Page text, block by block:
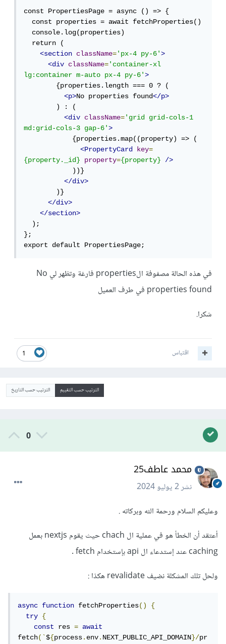
const PropertiesPage = async () => {
  const properties = await fetchProperties()
  console.log(properties)
  return (
<section
className='px-4 py-6'>
<div
className='container-xl
lg:container m-auto px-4 py-6'>
        {properties.length === 0 ? (
<p>No properties found</p>
        ) : (
<div
className='grid grid-cols-1
md:grid-cols-3 gap-6'>
            {properties.map((property) => (
<PropertyCard
key=
{property._id}
property={property}
/>
            ))}
</div>
        )}
</div>
</section>
  );
};
export default PropertiesPage;
في هذه الحالة مصفوفة الproperties فارغة وتظهر لي No
properties found في طرف العميل
شكرا.
1 اقتباس
الترتيب حسب التقييم الترتيب حسب التاريخ
0
محمد عاطف25
نشر2 يوليو 2024
وعليكم السلام ورحمة الله وبركاته .
أعتقد أن الخطأ هو في عملية ال chach حيث يقوم nextjs بعمل
caching عند إستدعاء ال api بإستخدام fetch .
ولحل تلك المشكلة نضيف revalidate هكذا
async function fetchProperties()
{
try
{
const
res =
await
fetch(`${process.env.NEXT_PUBLIC_API_DOMAIN}/pr